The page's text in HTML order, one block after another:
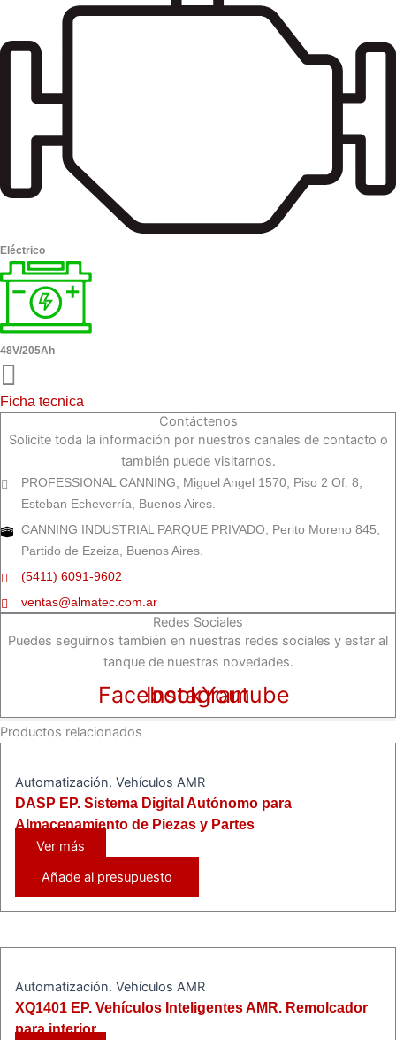
Eléctrico
48V/205Ah
Ficha tecnica
Contáctenos
Solicite toda la información por nuestros canales de contacto o
también puede visitarnos.
PROFESSIONAL CANNING, Miguel Angel 1570, Piso 2 Of. 8,
Esteban Echeverría, Buenos Aires.
CANNING INDUSTRIAL PARQUE PRIVADO, Perito Moreno 845,
Partido de Ezeiza, Buenos Aires.
(5411) 6091-9602
ventas@almatec.com.ar
Redes Sociales
Puedes seguirnos también en nuestras redes sociales y estar al
tanque de nuestras novedades.
Facebook
Instagram
Youtube
Productos relacionados
Automatización. Vehículos AMR
DASP EP. Sistema Digital Autónomo para
Almacenamiento de Piezas y Partes
Ver más
Añade al presupuesto
Automatización. Vehículos AMR
XQ1401 EP. Vehículos Inteligentes AMR. Remolcador
para interior